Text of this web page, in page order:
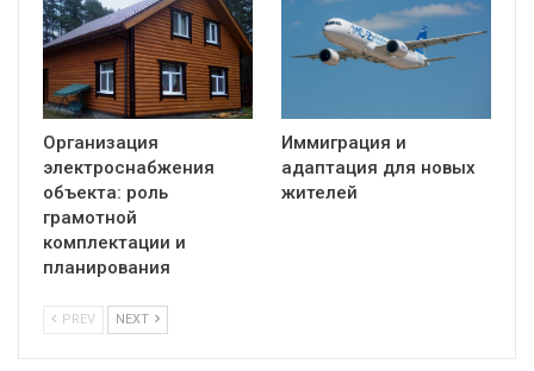
Организация
электроснабжения
объекта: роль
грамотной
комплектации и
планирования
Иммиграция и
адаптация для новых
жителей
PREV NEXT